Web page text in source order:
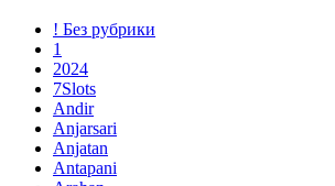
! Без рубрики
1
2024
7Slots
Andir
Anjarsari
Anjatan
Antapani